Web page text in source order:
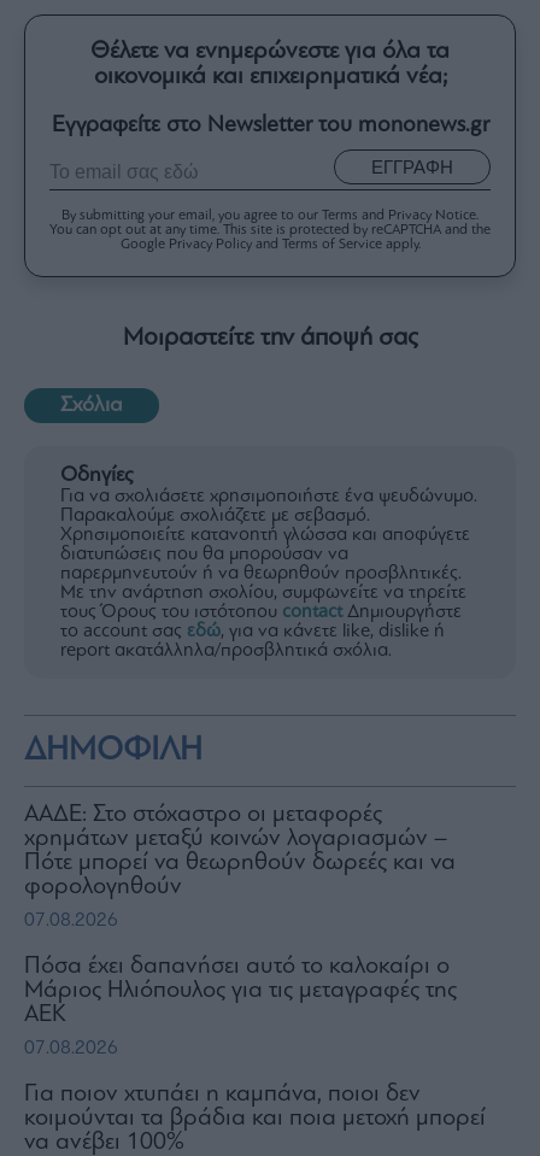
Θέλετε να ενημερώνεστε για όλα τα
οικονομικά και επιχειρηματικά νέα;
Εγγραφείτε στο Newsletter του mononews.gr
ΕΓΓΡΑΦΗ
By submitting your email, you agree to our Terms and Privacy Notice.
You can opt out at any time. This site is protected by reCAPTCHA and the
Google Privacy Policy and Terms of Service apply.
Μοιραστείτε την άποψή σας
Σχόλια
Οδηγίες
Για να σχολιάσετε χρησιμοποιήστε ένα ψευδώνυμο.
Παρακαλούμε σχολιάζετε με σεβασμό.
Χρησιμοποιείτε κατανοητή γλώσσα και αποφύγετε
διατυπώσεις που θα μπορούσαν να
παρερμηνευτούν ή να θεωρηθούν προσβλητικές.
Με την ανάρτηση σχολίου, συμφωνείτε να τηρείτε
τους Όρους του ιστότοπου contactΔημιουργήστε
το account σας εδώ, για να κάνετε like, dislike ή
report ακατάλληλα/προσβλητικά σχόλια.
ΔΗΜΟΦΙΛΗ
ΑΑΔΕ: Στο στόχαστρο οι μεταφορές
χρημάτων μεταξύ κοινών λογαριασμών –
Πότε μπορεί να θεωρηθούν δωρεές και να
φορολογηθούν
07.08.2026
Πόσα έχει δαπανήσει αυτό το καλοκαίρι ο
Μάριος Ηλιόπουλος για τις μεταγραφές της
ΑΕΚ
07.08.2026
Για ποιον χτυπάει η καμπάνα, ποιοι δεν
κοιμούνται τα βράδια και ποια μετοχή μπορεί
να ανέβει 100%